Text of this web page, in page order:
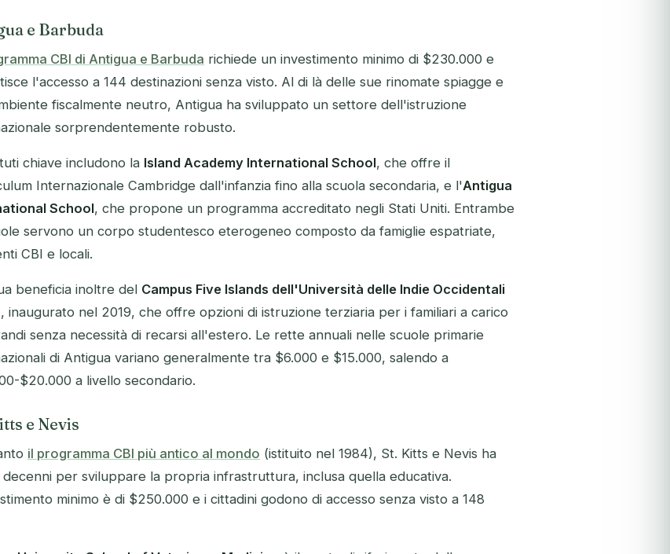
e Barbuda
CBI di Antigua e Barbuda richiede un investimento minimo di $230.000 e
l'accesso a 144 destinazioni senza visto. Al di là delle sue rinomate spiagge e
fiscalmente neutro, Antigua ha sviluppato un settore dell'istruzione
sorprendentemente robusto.
chiave includono la Island Academy International School, che offre il
Internazionale Cambridge dall'infanzia fino alla scuola secondaria, e l'Antigua
School, che propone un programma accreditato negli Stati Uniti. Entrambe
servono un corpo studentesco eterogeneo composto da famiglie espatriate,
CBI e locali.
beneficia inoltre del Campus Five Islands dell'Università delle Indie Occidentali
, inaugurato nel 2019, che offre opzioni di istruzione terziaria per i familiari a carico
senza necessità di recarsi all'estero. Le rette annuali nelle scuole primarie
di Antigua variano generalmente tra $6.000 e $15.000, salendo a
$20.000 a livello secondario.
e Nevis
il programma CBI più antico al mondo (istituito nel 1984), St. Kitts e Nevis ha
per sviluppare la propria infrastruttura, inclusa quella educativa.
minimo è di $250.000 e i cittadini godono di accesso senza visto a 148